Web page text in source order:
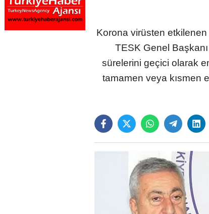
Korona virüsten etkilenen
TESK Genel
sürelerini geçici olarak
tamamen veya kısmen